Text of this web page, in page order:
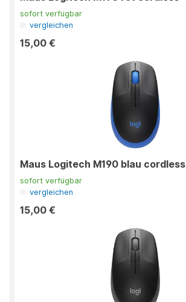
sofort verfügbar
vergleichen
15,00 €
Maus Logitech M190 blau cordless
sofort verfügbar
vergleichen
15,00 €